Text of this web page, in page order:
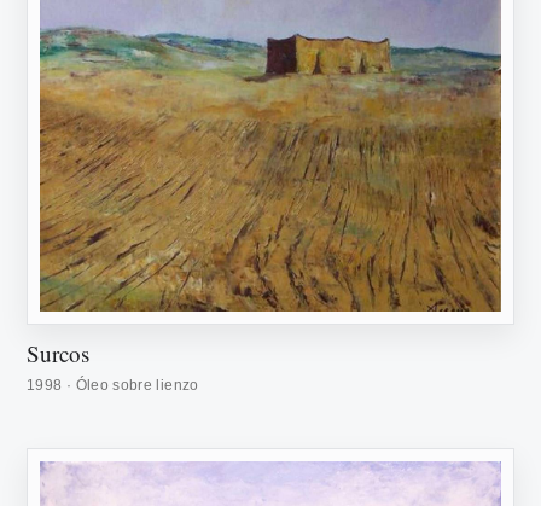
Surcos
1998 · Óleo sobre lienzo